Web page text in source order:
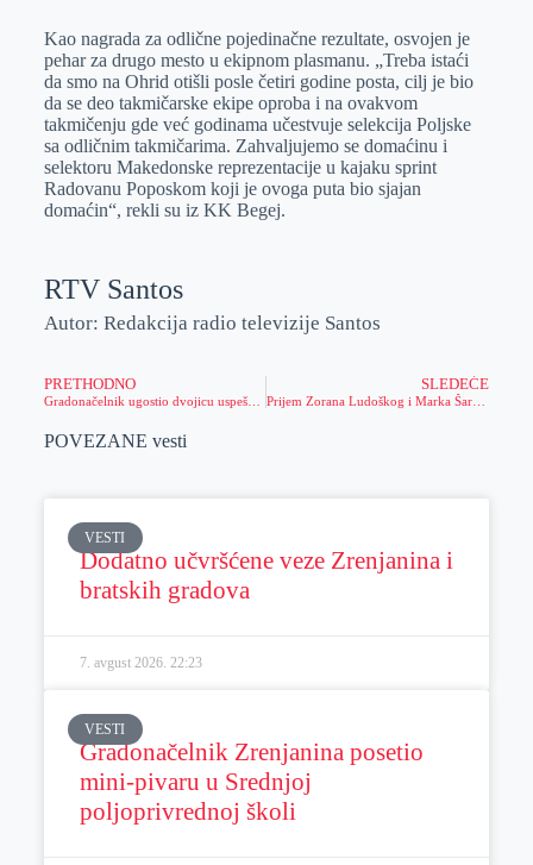
Kao nagrada za odlične pojedinačne rezultate, osvojen je
pehar za drugo mesto u ekipnom plasmanu. „Treba istaći
da smo na Ohrid otišli posle četiri godine posta, cilj je bio
da se deo takmičarske ekipe oproba i na ovakvom
takmičenju gde već godinama učestvuje selekcija Poljske
sa odličnim takmičarima. Zahvaljujemo se domaćinu i
selektoru Makedonske reprezentacije u kajaku sprint
Radovanu Poposkom koji je ovoga puta bio sjajan
domaćin“, rekli su iz KK Begej.
RTV Santos
Autor: Redakcija radio televizije Santos
PRETHODNO
Gradonačelnik ugostio dvojicu uspešnih mladih sportista iz našeg grada tenisera Zorana Ludoškog i košarkaša Marka Šarenca
SLEDEĆE
POVEZANE vesti
VESTI
Dodatno učvršćene veze Zrenjanina i
bratskih gradova
7. avgust 2026. 22:23
VESTI
Gradonačelnik Zrenjanina posetio
mini-pivaru u Srednjoj
poljoprivrednoj školi